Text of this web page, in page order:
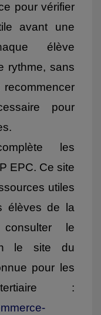
pour vérifier
avant une
élève
rythme, sans
pour
les
EPC. Ce site
utiles
élèves de la
le
le site du
pour les
: